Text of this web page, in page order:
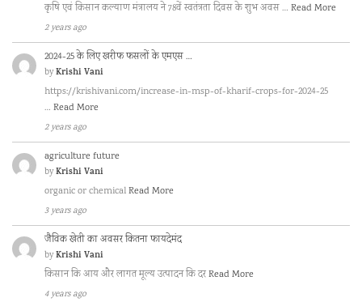
कृषि एवं किसान कल्याण मंत्रालय ने 78वें स्वतंत्रता दिवस के शुभ अवस … Read More
2 years ago
2024-25 के लिए खरीफ फसलों के एमएस …
byKrishi Vani
https://krishivani.com/increase-in-msp-of-kharif-crops-for-2024-25
… Read More
2 years ago
agriculture future
byKrishi Vani
organic or chemicalRead More
3 years ago
जैविक खेती का अवसर कितना फायदेमंद
byKrishi Vani
किसान कि आय और लागत मूल्य उत्पादन कि दरRead More
4 years ago